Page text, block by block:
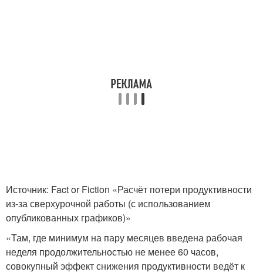
Источник: Fact or Fiction «Расчёт потери продуктивности
из-за сверхурочной работы (с использованием
опубликованных графиков)»
«Там, где минимум на пару месяцев введена рабочая
неделя продолжительностью не менее 60 часов,
совокупный эффект снижения продуктивности ведёт к